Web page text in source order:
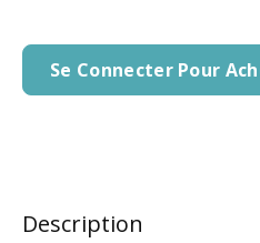
Se Connecter Pour
Description